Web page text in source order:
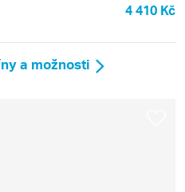
4 410 Kč
a možnosti